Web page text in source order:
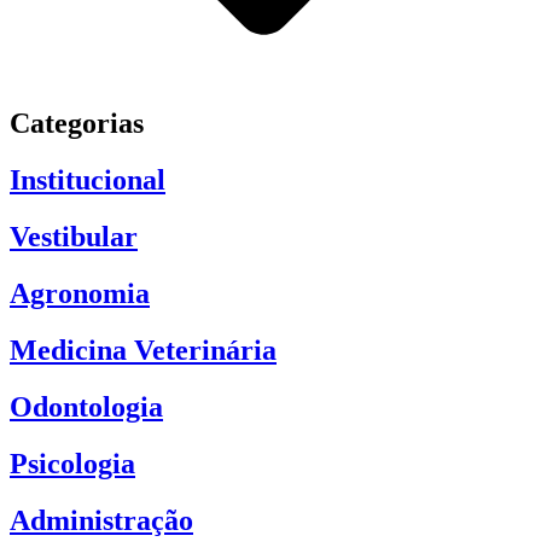
Categorias
Institucional
Vestibular
Agronomia
Medicina Veterinária
Odontologia
Psicologia
Administração